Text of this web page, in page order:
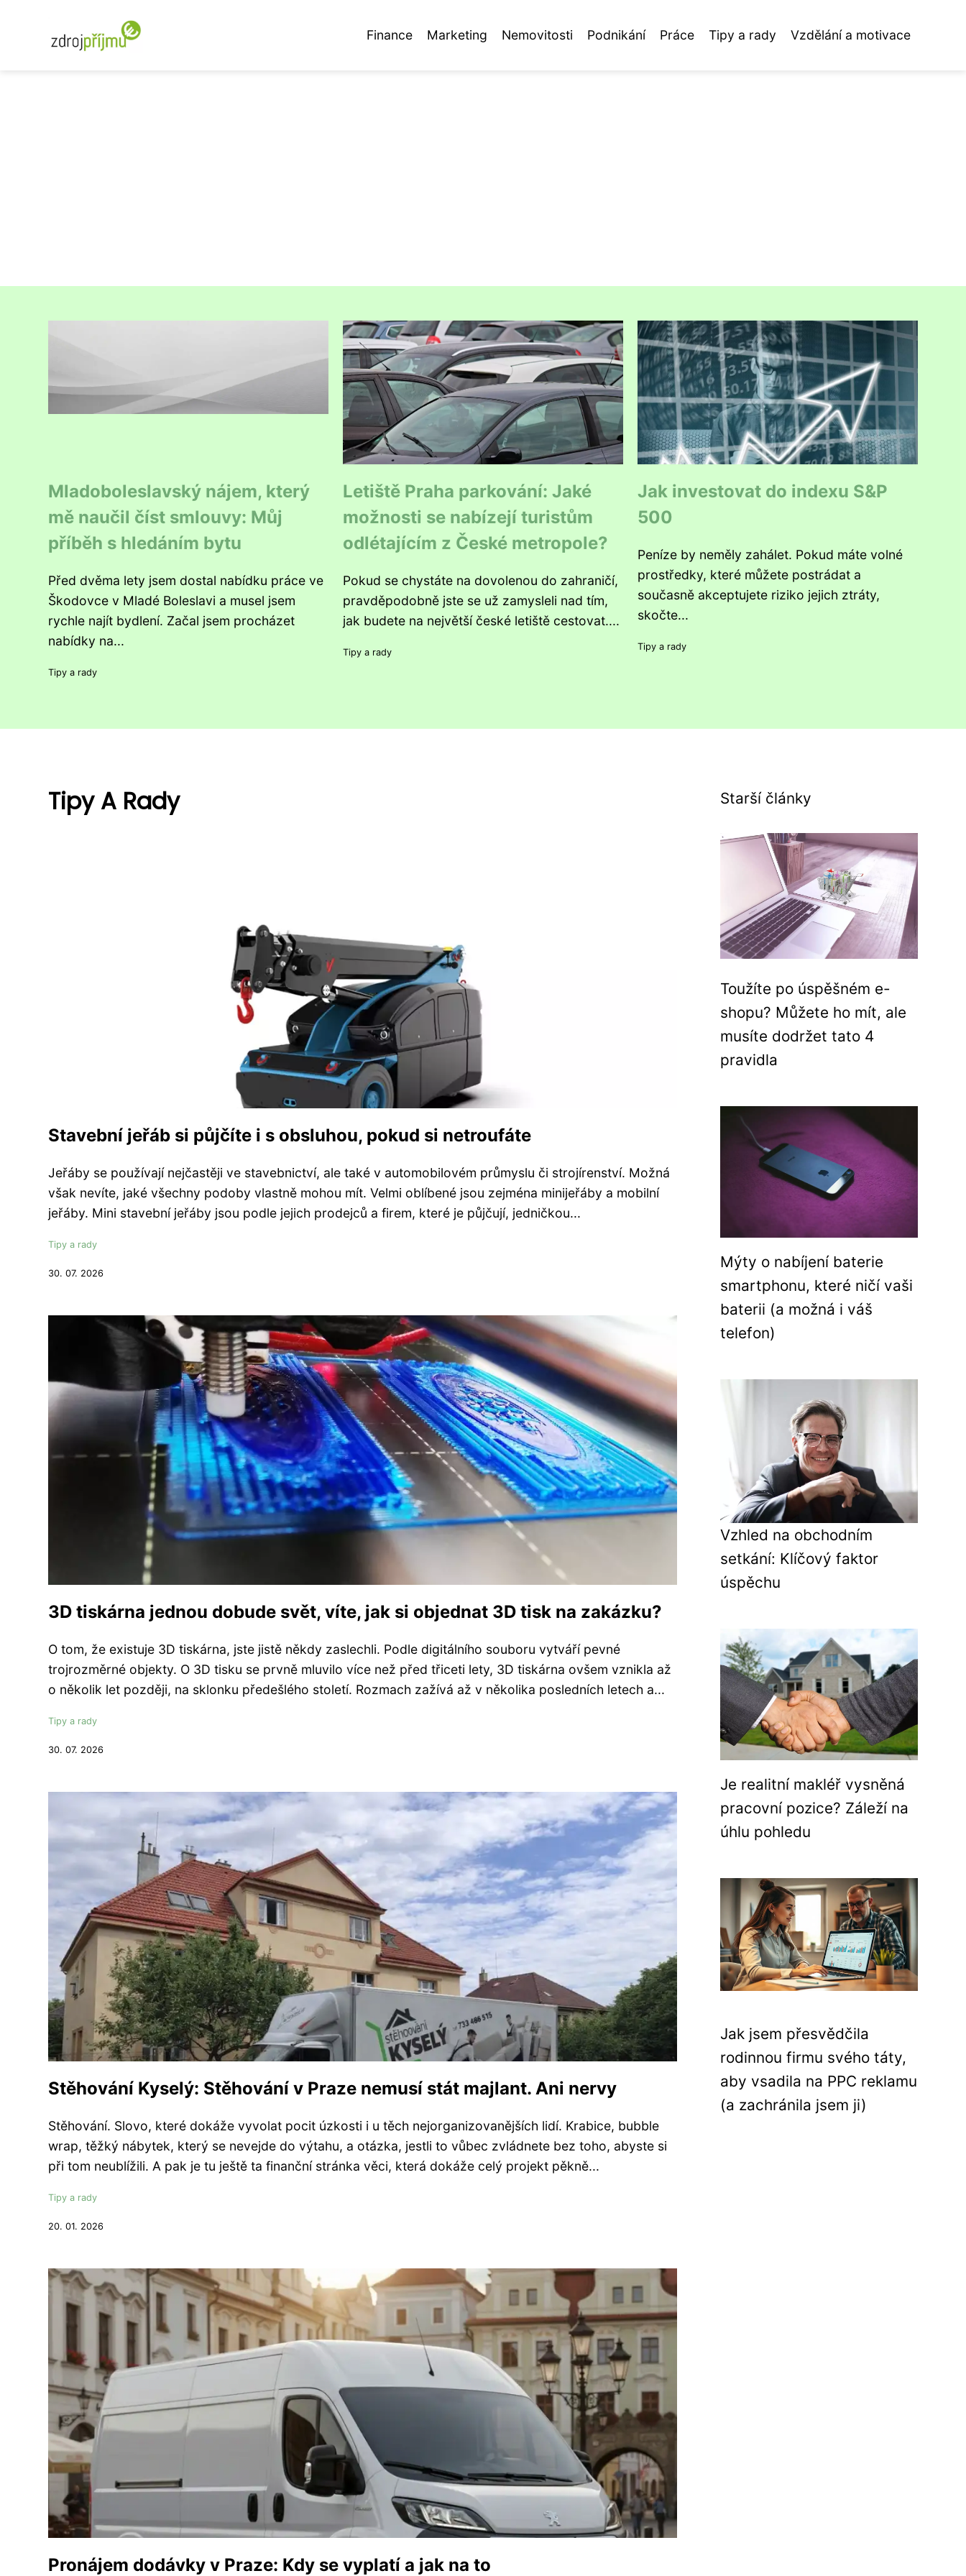
Finance Marketing Nemovitosti Podnikání Práce Tipy a rady Vzdělání a motivace
Mladoboleslavský nájem, který
mě naučil číst smlouvy: Můj
příběh s hledáním bytu
Před dvěma lety jsem dostal nabídku práce ve
Škodovce v Mladé Boleslavi a musel jsem
rychle najít bydlení. Začal jsem procházet
nabídky na...
Tipy a rady
Letiště Praha parkování: Jaké
možnosti se nabízejí turistům
odlétajícím z České metropole?
Pokud se chystáte na dovolenou do zahraničí,
pravděpodobně jste se už zamysleli nad tím,
jak budete na největší české letiště cestovat....
Tipy a rady
Jak investovat do indexu S&P
500
Peníze by neměly zahálet. Pokud máte volné
prostředky, které můžete postrádat a
současně akceptujete riziko jejich ztráty,
skočte...
Tipy a rady
Tipy A Rady
Stavební jeřáb si půjčíte i s obsluhou, pokud si netroufáte
Jeřáby se používají nejčastěji ve stavebnictví, ale také v automobilovém průmyslu či strojírenství. Možná
však nevíte, jaké všechny podoby vlastně mohou mít. Velmi oblíbené jsou zejména minijeřáby a mobilní
jeřáby. Mini stavební jeřáby jsou podle jejich prodejců a firem, které je půjčují, jedničkou...
Tipy a rady
30. 07. 2026
3D tiskárna jednou dobude svět, víte, jak si objednat 3D tisk na zakázku?
O tom, že existuje 3D tiskárna, jste jistě někdy zaslechli. Podle digitálního souboru vytváří pevné
trojrozměrné objekty. O 3D tisku se prvně mluvilo více než před třiceti lety, 3D tiskárna ovšem vznikla až
o několik let později, na sklonku předešlého století. Rozmach zažívá až v několika posledních letech a...
Tipy a rady
30. 07. 2026
Stěhování Kyselý: Stěhování v Praze nemusí stát majlant. Ani nervy
Stěhování. Slovo, které dokáže vyvolat pocit úzkosti i u těch nejorganizovanějších lidí. Krabice, bubble
wrap, těžký nábytek, který se nevejde do výtahu, a otázka, jestli to vůbec zvládnete bez toho, abyste si
při tom neublížili. A pak je tu ještě ta finanční stránka věci, která dokáže celý projekt pěkně...
Tipy a rady
20. 01. 2026
Pronájem dodávky v Praze: Kdy se vyplatí a jak na to
Starší články
Toužíte po úspěšném e-
shopu? Můžete ho mít, ale
musíte dodržet tato 4
pravidla
Mýty o nabíjení baterie
smartphonu, které ničí vaši
baterii (a možná i váš
telefon)
Vzhled na obchodním
setkání: Klíčový faktor
úspěchu
Je realitní makléř vysněná
pracovní pozice? Záleží na
úhlu pohledu
Jak jsem přesvědčila
rodinnou firmu svého táty,
aby vsadila na PPC reklamu
(a zachránila jsem ji)